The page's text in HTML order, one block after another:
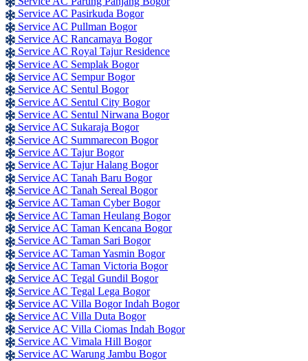
Service AC Pasirkuda Bogor
Service AC Pullman Bogor
Service AC Rancamaya Bogor
Service AC Royal Tajur Residence
Service AC Semplak Bogor
Service AC Sempur Bogor
Service AC Sentul Bogor
Service AC Sentul City Bogor
Service AC Sentul Nirwana Bogor
Service AC Sukaraja Bogor
Service AC Summarecon Bogor
Service AC Tajur Bogor
Service AC Tajur Halang Bogor
Service AC Tanah Baru Bogor
Service AC Tanah Sereal Bogor
Service AC Taman Cyber Bogor
Service AC Taman Heulang Bogor
Service AC Taman Kencana Bogor
Service AC Taman Sari Bogor
Service AC Taman Yasmin Bogor
Service AC Taman Victoria Bogor
Service AC Tegal Gundil Bogor
Service AC Tegal Lega Bogor
Service AC Villa Bogor Indah Bogor
Service AC Villa Duta Bogor
Service AC Villa Ciomas Indah Bogor
Service AC Vimala Hill Bogor
Service AC Warung Jambu Bogor